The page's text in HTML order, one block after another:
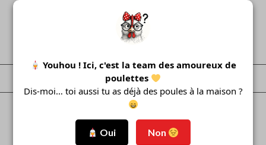
Youhou ! Ici, c'est la team des amoureux de
poulettes
Dis-moi… toi aussi tu as déjà des poules à la maison ?
Oui Non
Skip
poule cemani Caractère